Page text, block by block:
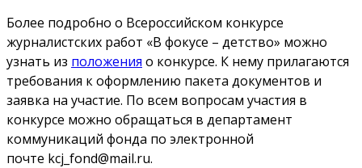
Более подробно о Всероссийском конкурсе
журналистских работ «В фокусе – детство» можно
узнать из положения о конкурсе. К нему прилагаются
требования к оформлению пакета документов и
заявка на участие. По всем вопросам участия в
конкурсе можно обращаться в департамент
коммуникаций фонда по электронной
почте kcj_fond@mail.ru.